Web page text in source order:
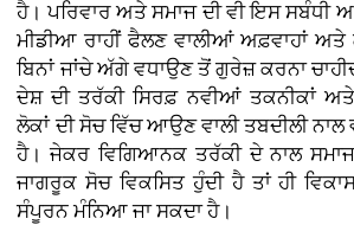
ਹੈ। ਪਰਿਵਾਰ ਅਤੇ ਸਮਾਜ ਦੀ ਵੀ ਇਸ ਸਬੰਧੀ
ਮੀਡੀਆ ਰਾਹੀਂ ਫੈਲਣ ਵਾਲੀਆਂ ਅਫ਼ਵਾਹਾਂ ਅਤੇ
ਬਿਨਾਂ ਜਾਂਚੇ ਅੱਗੇ ਵਧਾਉਣ ਤੋਂ ਗੁਰੇਜ਼ ਕਰਨਾ
ਦੇਸ਼ ਦੀ ਤਰੱਕੀ ਸਿਰਫ਼ ਨਵੀਆਂ ਤਕਨੀਕਾਂ
ਲੋਕਾਂ ਦੀ ਸੋਚ ਵਿੱਚ ਆਉਣ ਵਾਲੀ ਤਬਦੀਲੀ ਨਾਲ
ਹੈ। ਜੇਕਰ ਵਿਗਿਆਨਕ ਤਰੱਕੀ ਦੇ ਨਾਲ
ਜਾਗਰੂਕ ਸੋਚ ਵਿਕਸਿਤ ਹੁੰਦੀ ਹੈ ਤਾਂ ਹੀ
ਸੰਪੂਰਨ ਮੰਨਿਆ ਜਾ ਸਕਦਾ ਹੈ।